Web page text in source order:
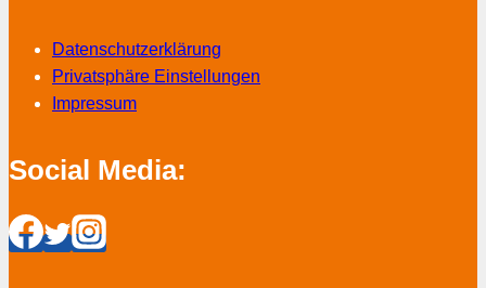
Datenschutzerklärung
Privatsphäre Einstellungen
Impressum
Social Media: